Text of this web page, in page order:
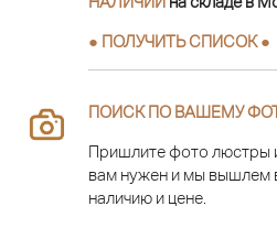
● ПОЛУЧИТЬ СПИСОК ●
ПОИСК ПО ВАШЕМУ
Пришлите фото люстры
вам нужен и мы вышлем
наличию и цене.